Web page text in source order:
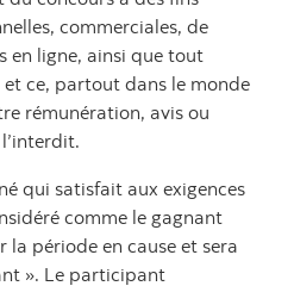
commerciales, de
en ligne, ainsi que tout
ce, partout dans le monde
rémunération, avis ou
qui satisfait aux exigences
comme le gagnant
période en cause et sera
». Le participant